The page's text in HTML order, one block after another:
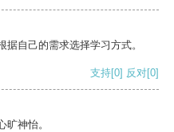
自己的需求选择学习方式。
支持[0] 反对[0]
神怡。